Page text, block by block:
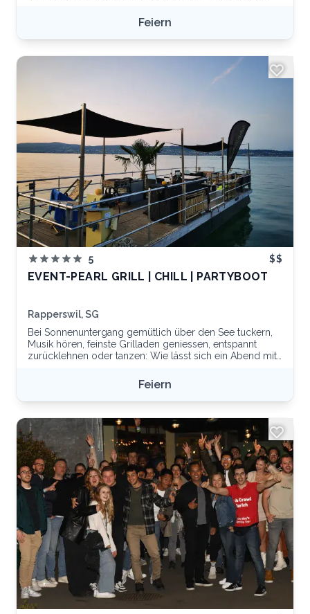
keine Wünsche offen lässt und deinen Freundinnen
unvergessliche Erinnerungen garantiert.
Feiern
5 $$
EVENT-PEARL GRILL | CHILL | PARTYBOOT
Rapperswil, SG
Bei Sonnenuntergang gemütlich über den See tuckern,
Musik hören, feinste Grilladen geniessen, entspannt
zurücklehnen oder tanzen: Wie lässt sich ein Abend mit
Freundinnen und Freunden oder mit der Poltergruppe
schöner feiern? Sie können das Boot selber steuern
oder einen Kapitän dazu mieten, die gewünschten
kühlstellen lassen. Freuen Sie sich auf unvergessliche
Stunden auf dem See. Die PEARL I - das Partyboot - ist
ein motorisiertes Floss mit 8 PS, das ab 18 Jahren (ohne
spezielle Fahrerlaubnis) gefahren werden darf. Die
PEARL II ist die gemütlichere Variante, mit edlen
Ledersofas ausgestattet, und ebenfalls mit einem
prüfungsfrei fahrbaren 8-PS-Motor ausgestattet.
Feiern